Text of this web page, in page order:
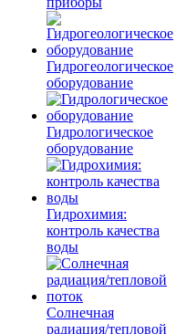
Гидрогеологическое
оборудование
Гидрологическое
оборудование
Гидрохимия:
контроль качества
воды
Солнечная
радиация/тепловой